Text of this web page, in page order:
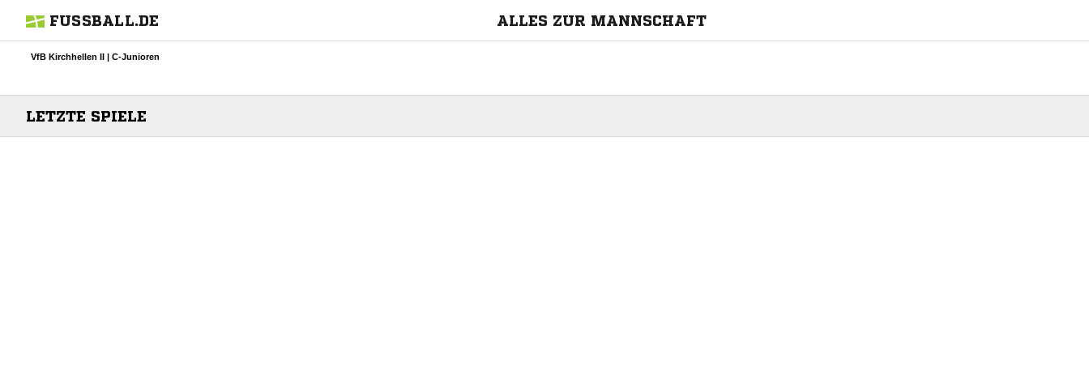
FUSSBALL.DE ALLES ZUR MANNSCHAFT
VfB Kirchhellen II | C-Junioren
LETZTE SPIELE